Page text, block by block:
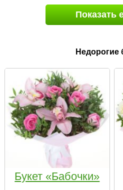
Показать
Недорогие
Букет «Бабочки»